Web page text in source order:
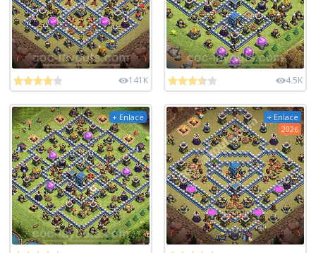
141K 4.5K
+ Enlace
+ Enlace
2026